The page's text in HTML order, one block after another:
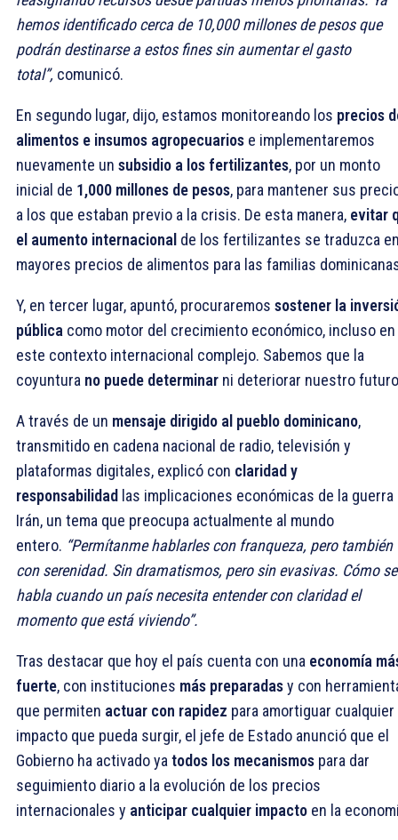
hemos identificado cerca de 10,000 millones de pesos que
podrán destinarse a estos fines sin aumentar el gasto
total”, comunicó.
En segundo lugar, dijo, estamos monitoreando los precios
alimentos e insumos agropecuarios e implementaremos
nuevamente un subsidio a los fertilizantes, por un monto
inicial de 1,000 millones de pesos, para mantener sus
a los que estaban previo a la crisis. De esta manera, evitar
el aumento internacional de los fertilizantes se traduzca
mayores precios de alimentos para las familias
Y, en tercer lugar, apuntó, procuraremos sostener la
pública como motor del crecimiento económico, incluso en
este contexto internacional complejo. Sabemos que la
coyuntura no puede determinar ni deteriorar nuestro
A través de un mensaje dirigido al pueblo dominicano,
transmitido en cadena nacional de radio, televisión y
plataformas digitales, explicó con claridad y
responsabilidad las implicaciones económicas de la guerra
Irán, un tema que preocupa actualmente al mundo
entero. “Permítanme hablarles con franqueza, pero también
con serenidad. Sin dramatismos, pero sin evasivas. Cómo se
habla cuando un país necesita entender con claridad el
momento que está viviendo”.
Tras destacar que hoy el país cuenta con una economía
fuerte, con instituciones más preparadasy con
que permiten actuar con rapidez para amortiguar cualquier
impacto que pueda surgir, el jefe de Estado anunció que el
Gobierno ha activado ya todos los mecanismos para dar
seguimiento diario a la evolución de los precios
internacionales y anticipar cualquier impacto en la